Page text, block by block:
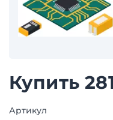
Купить
Артикул